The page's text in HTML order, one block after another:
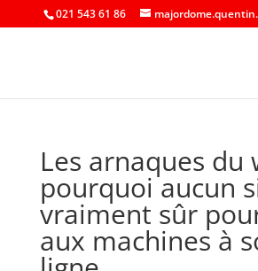
021 543 61 86
Les arnaques du
pourquoi aucun
vraiment sûr
aux machines à